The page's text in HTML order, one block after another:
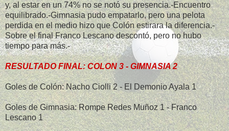
y, al estar en un 74% no se notó su presencia.-Encuentro
equilibrado.-Gimnasia pudo empatarlo, pero una pelota
perdida en el medio hizo que Colón estirara la diferencia.-
Sobre el final Franco Lescano descontó, pero no hubo
tiempo para más.-
RESULTADO FINAL: COLON 3 - GIMNASIA 2
Goles de Colón: Nacho Ciolli 2 - El Demonio Ayala 1
Goles de Gimnasia: Rompe Redes Muñoz 1 - Franco
Lescano 1